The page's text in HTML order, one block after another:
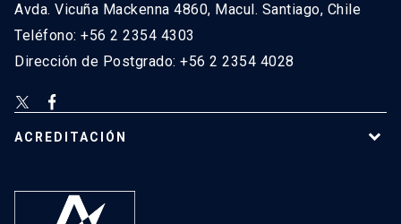
Avda. Vicuña Mackenna 4860, Macul. Santiago, Chile
Teléfono: +56 2 2354 4303
Dirección de Postgrado: +56 2 2354 4028
ACREDITACIÓN